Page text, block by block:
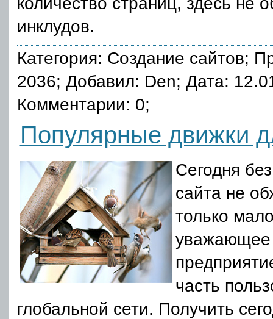
инклудов.
Категория: Создание сайтов;
2036; Добавил: Den; Дата:
Комментарии: 0;
Популярные движки
Сегодня
сайта не
только
уважающее
часть
глобальной сети. Получить